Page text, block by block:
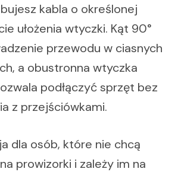
kabla o określonej
ułożenia wtyczki. Kąt 90°
przewodu w ciasnych
a obustronna wtyczka
podłączyć sprzęt bez
z przejściówkami.
dla osób, które nie chcą
prowizorki i zależy im na